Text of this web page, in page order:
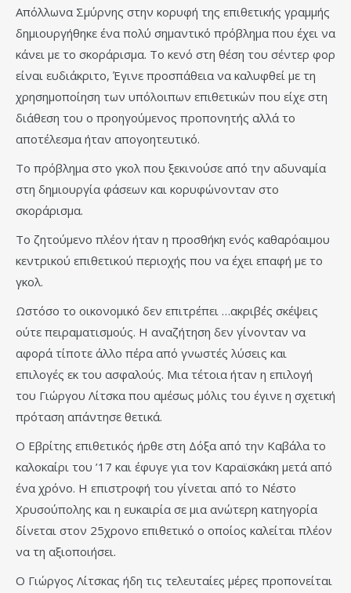
Απόλλωνα Σμύρνης στην κορυφή της επιθετικής γραμμής
δημιουργήθηκε ένα πολύ σημαντικό πρόβλημα που έχει να
κάνει με το σκοράρισμα. Το κενό στη θέση του σέντερ φορ
είναι ευδιάκριτο, Έγινε προσπάθεια να καλυφθεί με τη
χρησημοποίηση των υπόλοιπων επιθετικών που είχε στη
διάθεση του ο προηγούμενος προπονητής αλλά το
αποτέλεσμα ήταν απογοητευτικό.
Το πρόβλημα στο γκολ που ξεκινούσε από την αδυναμία
στη δημιουργία φάσεων και κορυφώνονταν στο
σκοράρισμα.
Το ζητούμενο πλέον ήταν η προσθήκη ενός καθαρόαιμου
κεντρικού επιθετικού περιοχής που να έχει επαφή με το
γκολ.
Ωστόσο το οικονομικό δεν επιτρέπει …ακριβές σκέψεις
ούτε πειραματισμούς. Η αναζήτηση δεν γίνονταν να
αφορά τίποτε άλλο πέρα από γνωστές λύσεις και
επιλογές εκ του ασφαλούς. Μια τέτοια ήταν η επιλογή
του Γιώργου Λίτσκα που αμέσως μόλις του έγινε η σχετική
πρόταση απάντησε θετικά.
Ο Εβρίτης επιθετικός ήρθε στη Δόξα από την Καβάλα το
καλοκαίρι του ’17 και έφυγε για τον Καραϊσκάκη μετά από
ένα χρόνο. Η επιστροφή του γίνεται από το Νέστο
Χρυσούπολης και η ευκαιρία σε μια ανώτερη κατηγορία
δίνεται στον 25χρονο επιθετικό ο οποίος καλείται πλέον
να τη αξιοποιήσει.
Ο Γιώργος Λίτσκας ήδη τις τελευταίες μέρες προπονείται